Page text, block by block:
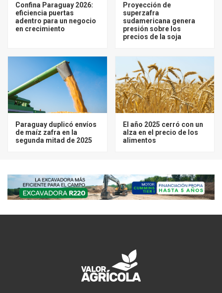
Confina Paraguay 2026:
eficiencia puertas
adentro para un negocio
en crecimiento
Proyección de
superzafra
sudamericana genera
presión sobre los
precios de la soja
Paraguay duplicó envíos
de maíz zafra en la
segunda mitad de 2025
El año 2025 cerró con un
alza en el precio de los
alimentos